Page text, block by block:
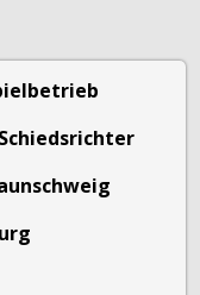
Schiedsrichter